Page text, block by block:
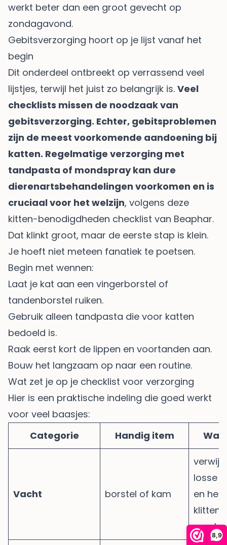
8,9
werkt beter dan een groot gevecht op
zondagavond.
Gebitsverzorging hoort op je lijst vanaf het
begin
Dit onderdeel ontbreekt op verrassend veel
lijstjes, terwijl het juist zo belangrijk is. Veel
checklists missen de noodzaak van
gebitsverzorging. Echter, gebitsproblemen
zijn de meest voorkomende aandoening bij
katten. Regelmatige verzorging met
tandpasta of mondspray kan dure
dierenartsbehandelingen voorkomen en is
cruciaal voor het welzijn, volgens deze
kitten-benodigdheden checklist van Beaphar.
Dat klinkt groot, maar de eerste stap is klein.
Je hoeft niet meteen fanatiek te poetsen.
Begin met wennen:
Laat je kat aan een vingerborstel of
tandenborstel ruiken.
Gebruik alleen tandpasta die voor katten
bedoeld is.
Raak eerst kort de lippen en voortanden aan.
Bouw het langzaam op naar een routine.
Wat zet je op je checklist voor verzorging
Hier is een praktische indeling die goed werkt
voor veel baasjes:
Categorie
Handig item
Vacht borstel of kam
losse
en
klitten